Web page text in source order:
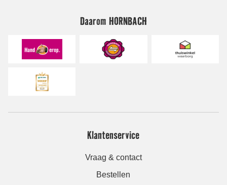
Daarom HORNBACH
Klantenservice
Vraag & contact
Bestellen